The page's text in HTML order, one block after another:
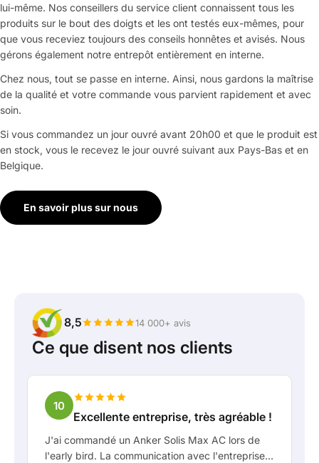
lui-même. Nos conseillers du service client connaissent tous les
produits sur le bout des doigts et les ont testés eux-mêmes, pour
que vous receviez toujours des conseils honnêtes et avisés. Nous
gérons également notre entrepôt entièrement en interne.
Chez nous, tout se passe en interne. Ainsi, nous gardons la maîtrise
de la qualité et votre commande vous parvient rapidement et avec
soin.
Si vous commandez un jour ouvré avant 20h00 et que le produit est
en stock, vous le recevez le jour ouvré suivant aux Pays-Bas et en
Belgique.
En savoir plus sur nous
8,5 14 000+ avis
Ce que disent nos clients
10
Excellente entreprise, très agréable !
J'ai commandé un Anker Solis Max AC lors de
l'early bird. La communication avec l'entreprise,